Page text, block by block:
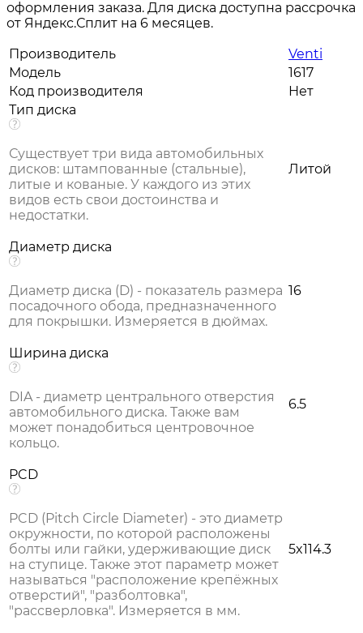
оформления заказа. Для диска доступна рассрочка
от Яндекс.Сплит на 6 месяцев.
Производитель
Venti
Модель
1617
Код производителя
Нет
Тип диска
Существует три вида автомобильных
дисков: штампованные (стальные),
литые и кованые. У каждого из этих
видов есть свои достоинства и
недостатки.
Литой
Диаметр диска
Диаметр диска (D) - показатель размера
посадочного обода, предназначенного
для покрышки. Измеряется в дюймах.
16
Ширина диска
DIA - диаметр центрального отверстия
автомобильного диска. Также вам
может понадобиться центровочное
кольцо.
6.5
PCD
PCD (Pitch Circle Diameter) - это диаметр
окружности, по которой расположены
болты или гайки, удерживающие диск
на ступице. Также этот параметр может
называться "расположение крепёжных
отверстий", "разболтовка",
"рассверловка". Измеряется в мм.
5x114.3